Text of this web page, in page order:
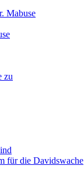
Mabuse
zu
für die Davidswache